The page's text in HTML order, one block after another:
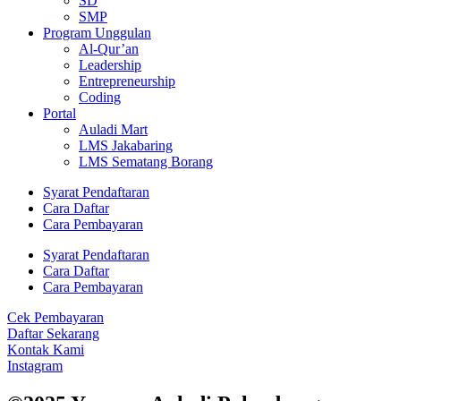
SMP
Program Unggulan
Al-Qur’an
Leadership
Entrepreneurship
Coding
Portal
Auladi Mart
LMS Jakabaring
LMS Sematang Borang
Syarat Pendaftaran
Cara Daftar
Cara Pembayaran
Syarat Pendaftaran
Cara Daftar
Cara Pembayaran
Cek Pembayaran
Daftar Sekarang
Kontak Kami
Instagram